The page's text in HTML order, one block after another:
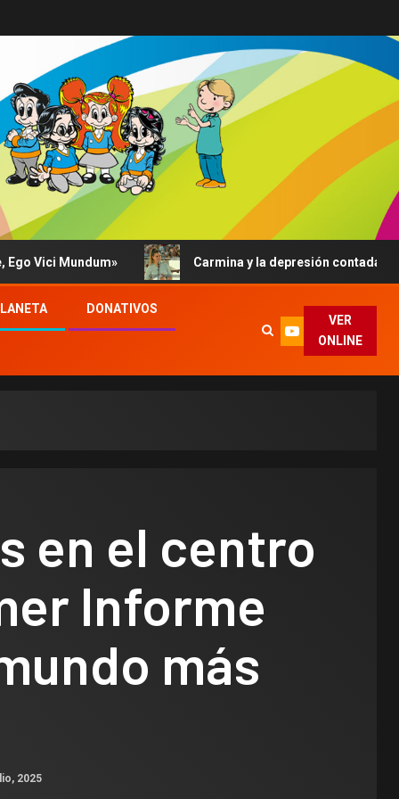
Carmina y la depresión contada al Papa: su
DONATIVOS
VER
ONLINE
en el centro
Informe
más
2025